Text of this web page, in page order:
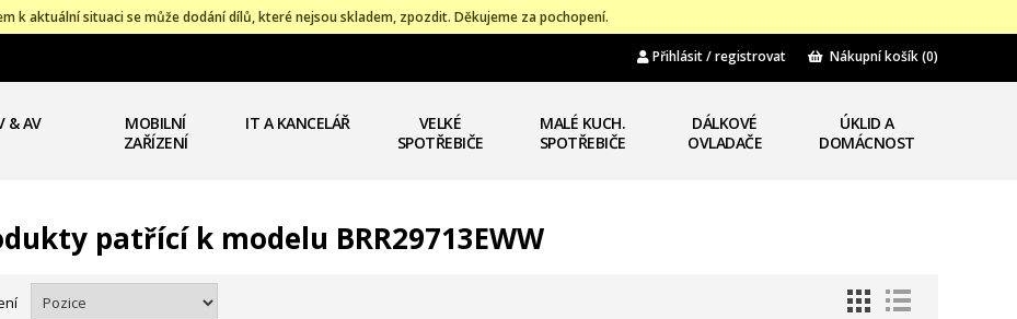
k aktuální situaci se může dodání dílů, které nejsou skladem, zpozdit. Děkujeme za pochopení.
Přihlásit / registrovat Nákupní košík(0)
& AV
MOBILNÍ
ZAŘÍZENÍ
IT A KANCELÁŘ
VELKÉ
SPOTŘEBIČE
MALÉ KUCH.
SPOTŘEBIČE
DÁLKOVÉ
OVLADAČE
ÚKLID A
DOMÁCNOST
patřící k modelu BRR29713EWW